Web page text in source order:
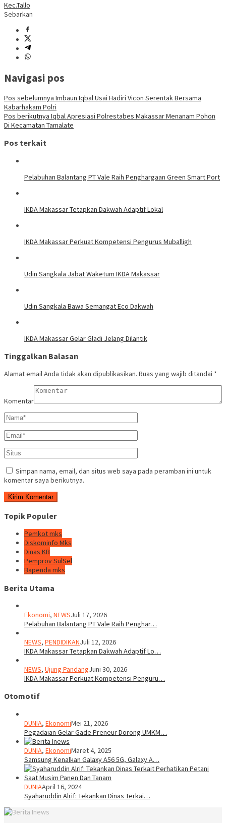
Kec.Tallo
Sebarkan
Navigasi pos
Pos sebelumnya Imbaun Iqbal Usai Hadiri Vicon Serentak Bersama
Kabarhakam Polri
Pos berikutnya Iqbal Apresiasi Polrestabes Makassar Menanam Pohon
Di Kecamatan Tamalate
Pos terkait
Pelabuhan Balantang PT Vale Raih Penghargaan Green Smart Port
IKDA Makassar Tetapkan Dakwah Adaptif Lokal
IKDA Makassar Perkuat Kompetensi Pengurus Muballigh
Udin Sangkala Jabat Waketum IKDA Makassar
Udin Sangkala Bawa Semangat Eco Dakwah
IKDA Makassar Gelar Gladi Jelang Dilantik
Tinggalkan Balasan
Alamat email Anda tidak akan dipublikasikan. Ruas yang wajib ditandai *
Komentar
Simpan nama, email, dan situs web saya pada peramban ini untuk
komentar saya berikutnya.
Topik Populer
Pemkot mks
Diskominfo Mks
Dinas KB
Pemprov SulSel
Bapenda mks
Berita Utama
Ekonomi, NEWSJuli 17, 2026
Pelabuhan Balantang PT Vale Raih Penghar…
NEWS, PENDIDIKANJuli 12, 2026
IKDA Makassar Tetapkan Dakwah Adaptif Lo…
NEWS, Ujung PandangJuni 30, 2026
IKDA Makassar Perkuat Kompetensi Penguru…
Otomotif
DUNIA, EkonomiMei 21, 2026
Pegadaian Gelar Gade Preneur Dorong UMKM…
DUNIA, EkonomiMaret 4, 2025
Samsung Kenalkan Galaxy A56 5G, Galaxy A…
DUNIAApril 16, 2024
Syaharuddin Alrif: Tekankan Dinas Terkai…